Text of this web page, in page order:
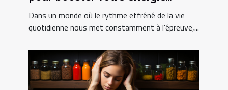
quotidienne
Dans un monde où le rythme effréné de la vie
quotidienne nous met constamment à l'épreuve,...